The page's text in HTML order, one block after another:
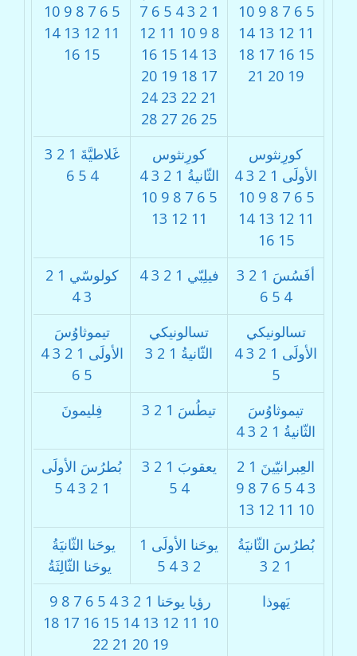
5
6
7
8
9
10
11
12
13
14
15
16
17
18
19
20
21
1
2
3
4
5
6
7
8
9
10
11
12
13
14
15
16
17
18
19
20
21
22
23
24
25
26
27
28
5
6
7
8
9
10
11
12
13
14
15
16
كورِنثوس
الأولَى 1
2
3
4
5
6
7
8
9
10
11
12
13
14
15
16
كورِنثوس
الثّانيةُ 1
2
3
4
5
6
7
8
9
10
11
12
13
غَلاطيَّةَ 1
2
3
4
5
6
أفَسُسَ 1
2
3
4
5
6
فيلِبّي 1
2
3
4 كولوسّي 1
2
3
4
تسالونيكي
الأولَى 1
2
3
4
5
تسالونيكي
الثّانيةُ 1
2
3
تيموثاوُسَ
الأولَى 1
2
3
4
5
6
تيموثاوُسَ
الثّانيةُ 1
2
3
4
تيطُسَ 1
2
3 فِليمونَ
العِبرانيّينَ 1
2
3
4
5
6
7
8
9
10
11
12
13
يعقوبَ 1
2
3
4
5
بُطرُسَ الأولَى
1
2
3
4
5
بُطرُسَ الثّانيَةُ
1
2
3
يوحَنا الأولَى 1
2
3
4
5
يوحَنا الثّانيَةُ
يوحَنا الثّالِثَةُ
يَهوذا
رؤيا يوحَنا 1
2
3
4
5
6
7
8
9
10
11
12
13
14
15
16
17
18
19
20
21
22